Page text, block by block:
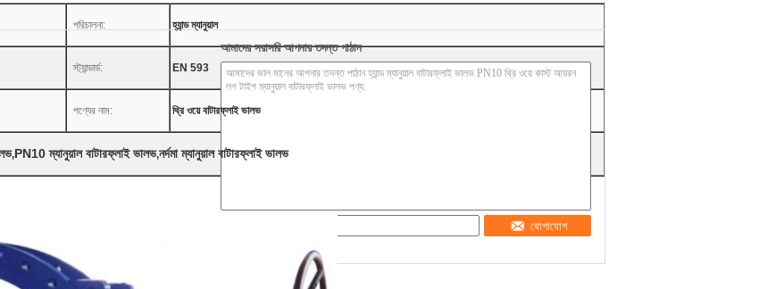
পরিচালনা: হ্যান্ড ম্যানুয়াল
স্ট্যান্ডার্ড: EN 593
পণ্যের নাম: থ্রি ওয়ে বাটারফ্লাই ভালভ
,PN10 ম্যানুয়াল বাটারফ্লাই ভালভ,নর্দমা ম্যানুয়াল বাটারফ্লাই ভালভ
আমাদের সরাসরি আপনার তদন্ত পাঠান
যোগাযোগ